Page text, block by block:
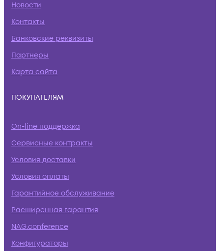
Новости
Контакты
Банковские реквизиты
Партнеры
Карта сайта
ПОКУПАТЕЛЯМ
On-line поддержка
Сервисные контракты
Условия доставки
Условия оплаты
Гарантийное обслуживание
Расширенная гарантия
NAG.conference
Конфигураторы